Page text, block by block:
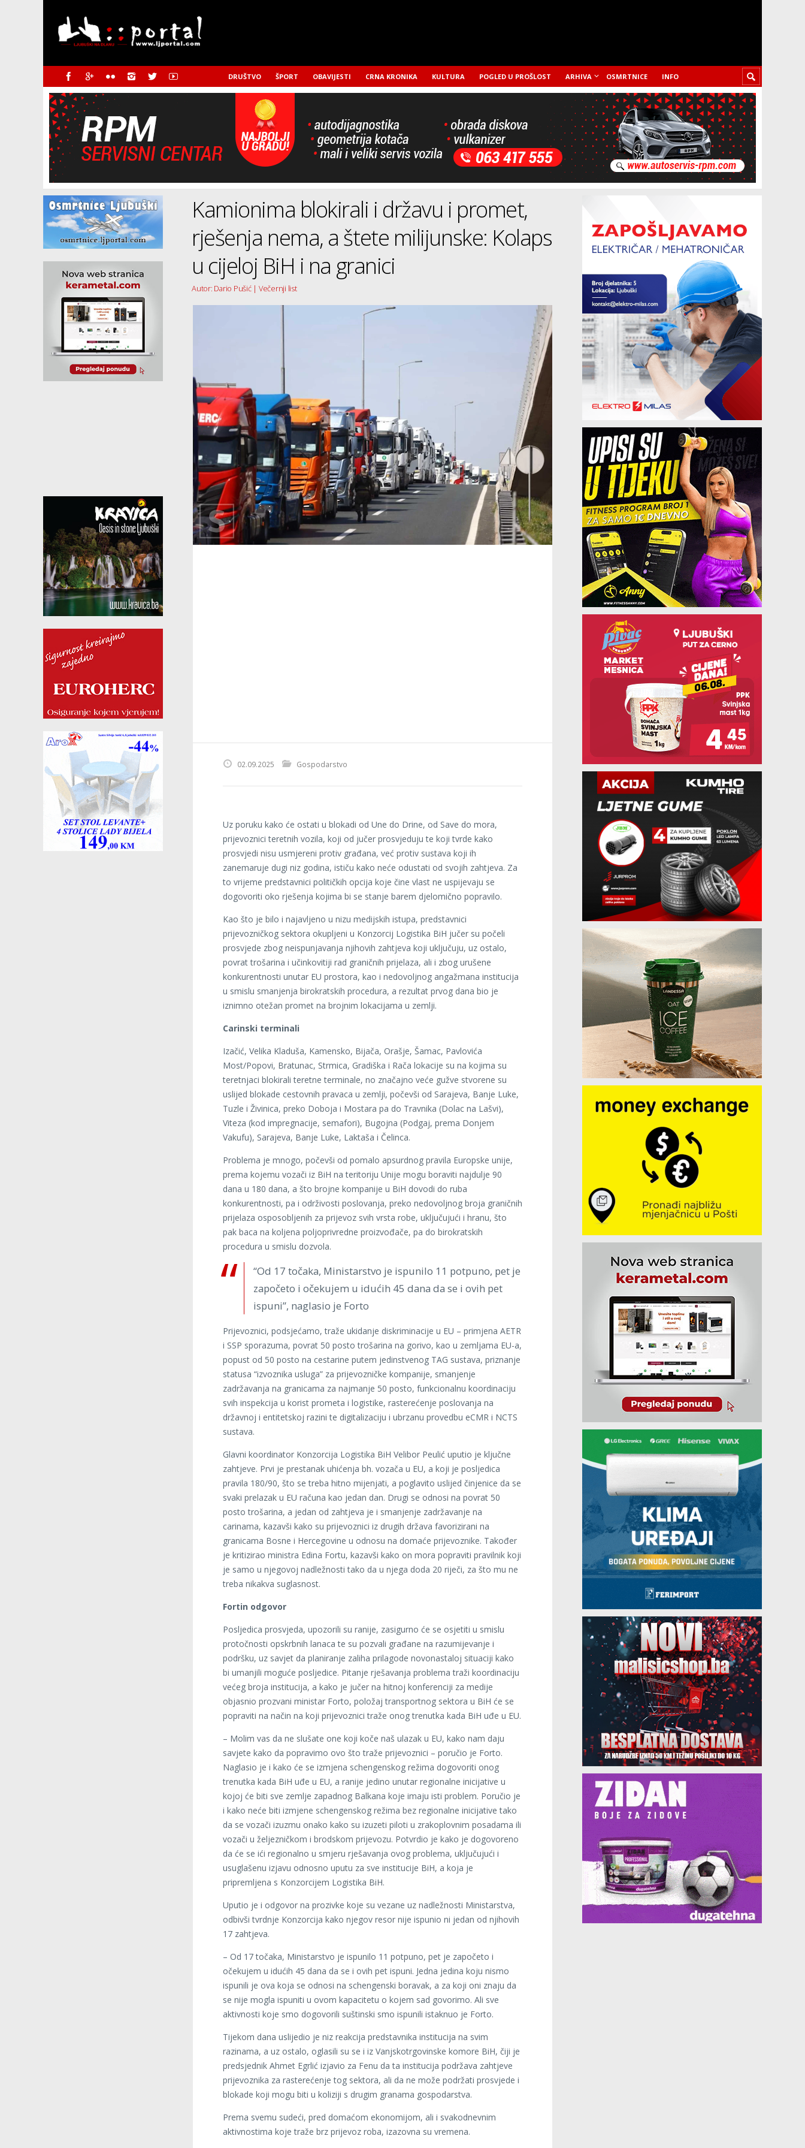
DRUŠTVO ŠPORT OBAVIJESTI CRNA KRONIKA KULTURA POGLED U PROŠLOST ARHIVA OSMRTNICE INFO
Kamionima blokirali i državu i promet,
rješenja nema, a štete milijunske: Kolaps
u cijeloj BiH i na granici
Autor: Dario Pušić | Večernji list
02.09.2025 Gospodarstvo
Uz poruku kako će ostati u blokadi od Une do Drine, od Save do mora,
prijevoznici teretnih vozila, koji od jučer prosvjeduju te koji tvrde kako
prosvjedi nisu usmjereni protiv građana, već protiv sustava koji ih
zanemaruje dugi niz godina, ističu kako neće odustati od svojih zahtjeva. Za
to vrijeme predstavnici političkih opcija koje čine vlast ne uspijevaju se
dogovoriti oko rješenja kojima bi se stanje barem djelomično popravilo.
Kao što je bilo i najavljeno u nizu medijskih istupa, predstavnici
prijevozničkog sektora okupljeni u Konzorcij Logistika BiH jučer su počeli
prosvjede zbog neispunjavanja njihovih zahtjeva koji uključuju, uz ostalo,
povrat trošarina i učinkovitiji rad graničnih prijelaza, ali i zbog urušene
konkurentnosti unutar EU prostora, kao i nedovoljnog angažmana institucija
u smislu smanjenja birokratskih procedura, a rezultat prvog dana bio je
iznimno otežan promet na brojnim lokacijama u zemlji.
Carinski terminali
Izačić, Velika Kladuša, Kamensko, Bijača, Orašje, Šamac, Pavlovića
Most/Popovi, Bratunac, Strmica, Gradiška i Rača lokacije su na kojima su
teretnjaci blokirali teretne terminale, no značajno veće gužve stvorene su
uslijed blokade cestovnih pravaca u zemlji, počevši od Sarajeva, Banje Luke,
Tuzle i Živinica, preko Doboja i Mostara pa do Travnika (Dolac na Lašvi),
Viteza (kod impregnacije, semafori), Bugojna (Podgaj, prema Donjem
Vakufu), Sarajeva, Banje Luke, Laktaša i Čelinca.
Problema je mnogo, počevši od pomalo apsurdnog pravila Europske unije,
prema kojemu vozači iz BiH na teritoriju Unije mogu boraviti najdulje 90
dana u 180 dana, a što brojne kompanije u BiH dovodi do ruba
konkurentnosti, pa i održivosti poslovanja, preko nedovoljnog broja graničnih
prijelaza osposobljenih za prijevoz svih vrsta robe, uključujući i hranu, što
pak baca na koljena poljoprivredne proizvođače, pa do birokratskih
procedura u smislu dozvola.
“Od 17 točaka, Ministarstvo je ispunilo 11 potpuno, pet je
započeto i očekujem u idućih 45 dana da se i ovih pet
ispuni”, naglasio je Forto
Prijevoznici, podsjećamo, traže ukidanje diskriminacije u EU – primjena AETR
i SSP sporazuma, povrat 50 posto trošarina na gorivo, kao u zemljama EU-a,
popust od 50 posto na cestarine putem jedinstvenog TAG sustava, priznanje
statusa “izvoznika usluga” za prijevozničke kompanije, smanjenje
zadržavanja na granicama za najmanje 50 posto, funkcionalnu koordinaciju
svih inspekcija u korist prometa i logistike, rasterećenje poslovanja na
državnoj i entitetskoj razini te digitalizaciju i ubrzanu provedbu eCMR i NCTS
sustava.
Glavni koordinator Konzorcija Logistika BiH Velibor Peulić uputio je ključne
zahtjeve. Prvi je prestanak uhićenja bh. vozača u EU, a koji je posljedica
pravila 180/90, što se treba hitno mijenjati, a poglavito uslijed činjenice da se
svaki prelazak u EU računa kao jedan dan. Drugi se odnosi na povrat 50
posto trošarina, a jedan od zahtjeva je i smanjenje zadržavanje na
carinama, kazavši kako su prijevoznici iz drugih država favorizirani na
granicama Bosne i Hercegovine u odnosu na domaće prijevoznike. Također
je kritizirao ministra Edina Fortu, kazavši kako on mora popraviti pravilnik koji
je samo u njegovoj nadležnosti tako da u njega doda 20 riječi, za što mu ne
treba nikakva suglasnost.
Fortin odgovor
Posljedica prosvjeda, upozorili su ranije, zasigurno će se osjetiti u smislu
protočnosti opskrbnih lanaca te su pozvali građane na razumijevanje i
podršku, uz savjet da planiranje zaliha prilagode novonastaloj situaciji kako
bi umanjili moguće posljedice. Pitanje rješavanja problema traži koordinaciju
većeg broja institucija, a kako je jučer na hitnoj konferenciji za medije
objasnio prozvani ministar Forto, položaj transportnog sektora u BiH će se
popraviti na način na koji prijevoznici traže onog trenutka kada BiH uđe u EU.
– Molim vas da ne slušate one koji koče naš ulazak u EU, kako nam daju
savjete kako da popravimo ovo što traže prijevoznici – poručio je Forto.
Naglasio je i kako će se izmjena schengenskog režima dogovoriti onog
trenutka kada BiH uđe u EU, a ranije jedino unutar regionalne inicijative u
kojoj će biti sve zemlje zapadnog Balkana koje imaju isti problem. Poručio je
i kako neće biti izmjene schengenskog režima bez regionalne inicijative tako
da se vozači izuzmu onako kako su izuzeti piloti u zrakoplovnim posadama ili
vozači u željezničkom i brodskom prijevozu. Potvrdio je kako je dogovoreno
da će se ići regionalno u smjeru rješavanja ovog problema, uključujući i
usuglašenu izjavu odnosno uputu za sve institucije BiH, a koja je
pripremljena s Konzorcijem Logistika BiH.
Uputio je i odgovor na prozivke koje su vezane uz nadležnosti Ministarstva,
odbivši tvrdnje Konzorcija kako njegov resor nije ispunio ni jedan od njihovih
17 zahtjeva.
– Od 17 točaka, Ministarstvo je ispunilo 11 potpuno, pet je započeto i
očekujem u idućih 45 dana da se i ovih pet ispuni. Jedna jedina koju nismo
ispunili je ova koja se odnosi na schengenski boravak, a za koji oni znaju da
se nije mogla ispuniti u ovom kapacitetu o kojem sad govorimo. Ali sve
aktivnosti koje smo dogovorili suštinski smo ispunili istaknuo je Forto.
Tijekom dana uslijedio je niz reakcija predstavnika institucija na svim
razinama, a uz ostalo, oglasili su se i iz Vanjskotrgovinske komore BiH, čiji je
predsjednik Ahmet Egrlić izjavio za Fenu da ta institucija podržava zahtjeve
prijevoznika za rasterećenje tog sektora, ali da ne može podržati prosvjede i
blokade koji mogu biti u koliziji s drugim granama gospodarstva.
Prema svemu sudeći, pred domaćom ekonomijom, ali i svakodnevnim
aktivnostima koje traže brz prijevoz roba, izazovna su vremena.